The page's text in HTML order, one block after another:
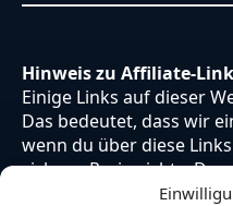
Hinweis zu Affiliate-
Einige Links auf dieser
Das bedeutet, dass wir
wenn du über diese
sich am Preis nichts. Du
Arbeit. Vielen Dank dafür!